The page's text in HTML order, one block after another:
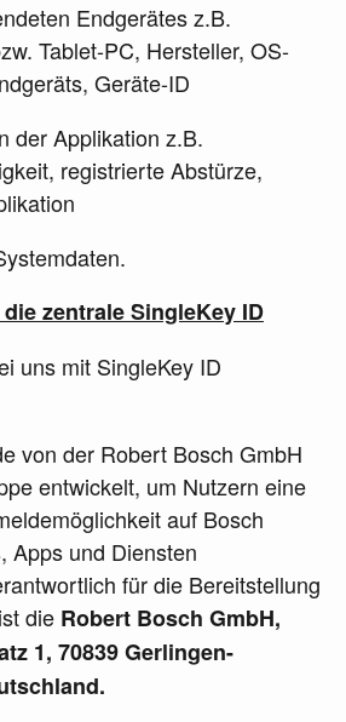
Endgerätes z.B.
Tablet-PC, Hersteller, OS-
Geräte-ID
der Applikation z.B.
registrierte Abstürze,
zentrale SingleKey ID
uns mit SingleKey ID
von der Robert Bosch GmbH
entwickelt, um Nutzern eine
auf Bosch
Apps und Diensten
für die Bereitstellung
die Robert Bosch GmbH,
1, 70839 Gerlingen-